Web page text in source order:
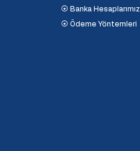
⦿ Banka Hesaplarımız
⦿ Ödeme Yöntemleri